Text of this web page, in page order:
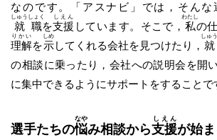
なのです。「アスナビ」では，そんな
就職
しゅうしょく
を支援
しえん
しています。そこで， 私
わたし
の
理解
りかい
を示
しめ
してくれる会社を見つけたり，
しゅ
の相談に乗ったり，会社への説明会を開
に集中できるようにサポートをすることで
選手たちの悩
なや
み相談から支援
しえん
が始